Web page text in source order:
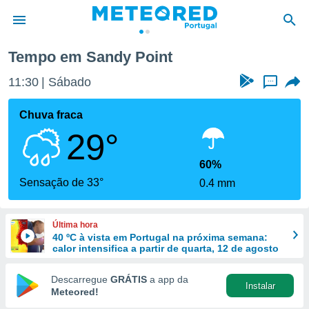
da
foi
fornecidas
a este
das
e
forma
digital
Tempo em Sandy Point
11:30 Sábado ...
Chuva fraca
29°
Sensação de 33°
60%
0.4 mm
Última hora
40 ºC à vista em Portugal na próxima semana:
calor intensifica a partir de quarta, 12 de agosto
Descarregue GRÁTIS a app da
Meteored!
Instalar